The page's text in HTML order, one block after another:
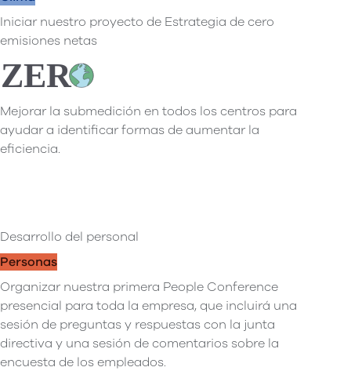
Iniciar nuestro proyecto de Estrategia de cero
emisiones netas
Mejorar la submedición en todos los centros para
ayudar a identificar formas de aumentar la
eficiencia.
Desarrollo del personal
Personas
Organizar nuestra primera People Conference
presencial para toda la empresa, que incluirá una
sesión de preguntas y respuestas con la junta
directiva y una sesión de comentarios sobre la
encuesta de los empleados.